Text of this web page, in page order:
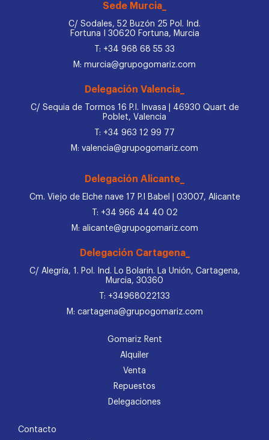
Sede Murcia_
C/ Sodales, 52 Buzón 25 Pol. Ind.
Fortuna I 30620 Fortuna, Murcia
T: +34 968 68 55 33
M: murcia@grupogomariz.com
Delegación Valencia_
C/ Sequia de Tormos 16 P.I. Invasa | 46930 Quart de
Poblet, Valencia
T: +34 963 12 99 77
M: valencia@grupogomariz.com
Delegación Alicante_
Cm. Viejo de Elche nave 17 P.I Babel | 03007, Alicante
T: +34 966 44 40 02
M: alicante@grupogomariz.com
Delegación Cartagena_
C/ Alegría, 1. Pol. Ind. Lo Bolarín. La Unión, Cartagena,
Murcia, 30360
T: +34968022133
M: cartagena@grupogomariz.com
Gomariz Rent
Alquiler
Venta
Repuestos
Delegaciones
Contacto